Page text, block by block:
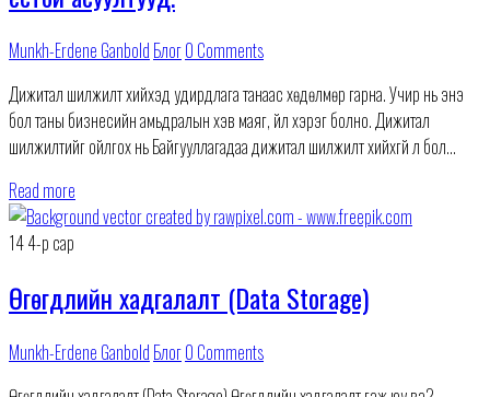
Munkh-Erdene Ganbold Блог0 Comments
Дижитал шилжилт хийхэд удирдлага танаас хөдөлмөр гарна. Учир нь энэ
бол таны бизнесийн амьдралын хэв маяг, үйл хэрэг болно. Дижитал
шилжилтийг ойлгох нь Байгууллагадаа дижитал шилжилт хийхгүй л бол
Read more
144-р сар
Өгөгдлийн хадгалалт (Data Storage)
Munkh-Erdene Ganbold Блог0 Comments